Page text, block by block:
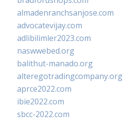
almadenranchsanjose.com
advocatevijay.com
adlibilimler2023.com
naswwebed.org
balithut-manado.org
alteregotradingcompany.org
aprce2022.com
ibie2022.com
sbcc-2022.com